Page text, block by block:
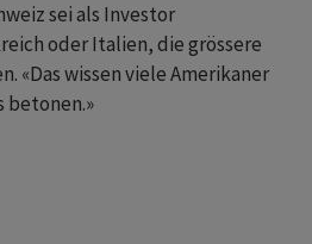
sei als Investor
oder Italien, die grössere
«Das wissen viele Amerikaner
betonen.»